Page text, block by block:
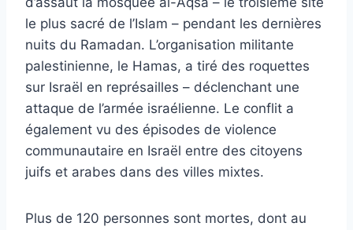
le plus sacré de l’Islam – pendant les dernières
nuits du Ramadan. L’organisation militante
palestinienne, le Hamas, a tiré des roquettes
sur Israël en représailles – déclenchant une
attaque de l’armée israélienne. Le conflit a
également vu des épisodes de violence
communautaire en Israël entre des citoyens
juifs et arabes dans des villes mixtes.
Plus de 120 personnes sont mortes, dont au